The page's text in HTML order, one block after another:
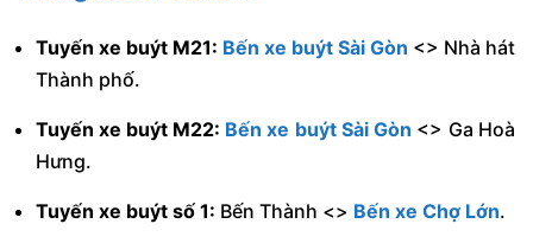
Tuyến xe buýt M21: Bến xe buýt Sài Gòn <> Nhà hát
Thành phố.
Tuyến xe buýt M22: Bến xe buýt Sài Gòn <> Ga Hoà
Hưng.
Tuyến xe buýt số 1: Bến Thành <> Bến xe Chợ Lớn.